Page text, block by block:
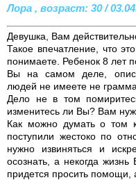
Лора , возраст: 30 /
Девушка, Вам
Такое впечатление, что
понимаете. Ребенок 8 лет
Вы на самом деле,
людей не имеете не
Дело не в том
изменитесь ли Вы? Вам
Как можно думать о том
поступили жестоко по
нужно извиняться и
осознать, а некогда
придется просить помощи,